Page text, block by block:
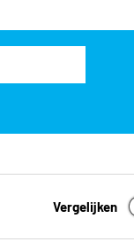
Vergelijken